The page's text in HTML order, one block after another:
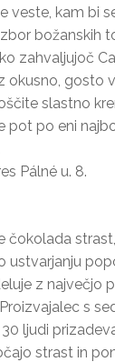
veste, kam bi
božanskih
zahvaljujoč
okusno, gosto
slastno
pot po eni
Pálné u. 8.
čokolada
ustvarjanju
z največjo
s
ljudi
strast in